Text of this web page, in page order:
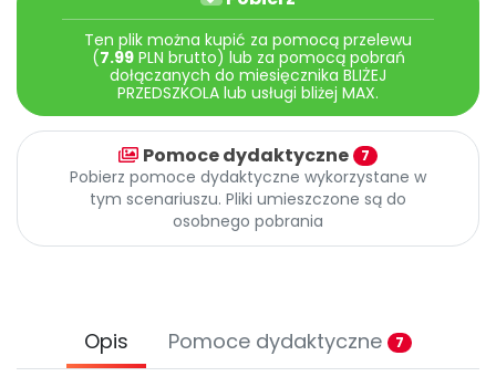
Archiwalne numery
Pomoc
Promocje
Ten plik można kupić za pomocą przelewu
(7.99PLN brutto) lub za pomocą pobrań
dołączanych do miesięcznika BLIŻEJ
PRZEDSZKOLA lub usługi bliżej MAX.
Pomoce dydaktyczne 7
Pobierz pomoce dydaktyczne wykorzystane w
tym scenariuszu. Pliki umieszczone są do
osobnego pobrania
Opis Pomoce dydaktyczne 7